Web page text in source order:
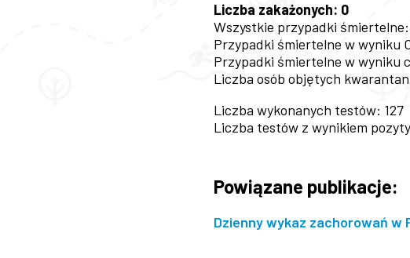
Liczba zakażonych: 0
Wszystkie przypadki śmiertelne:
Przypadki śmiertelne w wyniku
Przypadki śmiertelne w wyniku
Liczba osób objętych
Liczba wykonanych testów: 127
Liczba testów z wynikiem
Powiązane publikacje:
Dzienny wykaz zachorowań w